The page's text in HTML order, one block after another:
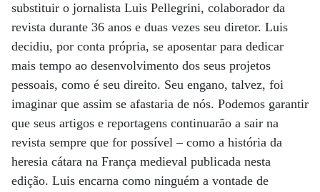
substituir o jornalista Luis Pellegrini, colaborador da
revista durante 36 anos e duas vezes seu diretor. Luis
decidiu, por conta própria, se aposentar para dedicar
mais tempo ao desenvolvimento dos seus projetos
pessoais, como é seu direito. Seu engano, talvez, foi
imaginar que assim se afastaria de nós. Podemos garantir
que seus artigos e reportagens continuarão a sair na
revista sempre que for possível – como a história da
heresia cátara na França medieval publicada nesta
edição. Luis encarna como ninguém a vontade de